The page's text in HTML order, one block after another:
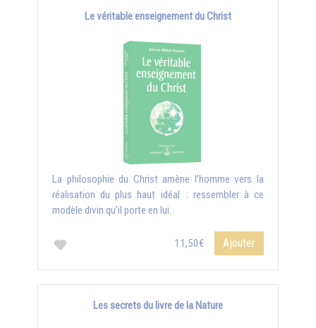
Le véritable enseignement du Christ
La philosophie du Christ amène l’homme vers la
réalisation du plus haut idéal : ressembler à ce
modèle divin qu’il porte en lui.
11,50€ Ajouter
Les secrets du livre de la Nature